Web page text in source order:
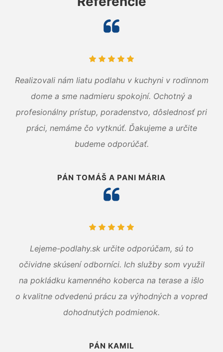
Realizovali nám liatu podlahu v kuchyni v rodinnom
dome a sme nadmieru spokojní. Ochotný a
profesionálny prístup, poradenstvo, dôslednosť pri
práci, nemáme čo vytknúť. Ďakujeme a určite
budeme odporúčať.
PÁN TOMÁŠ A PANI MÁRIA
Lejeme-podlahy.sk určite odporúčam, sú to
očividne skúsení odborníci. Ich služby som využil
na pokládku kamenného koberca na terase a išlo
o kvalitne odvedenú prácu za výhodných a vopred
dohodnutých podmienok.
PÁN KAMIL